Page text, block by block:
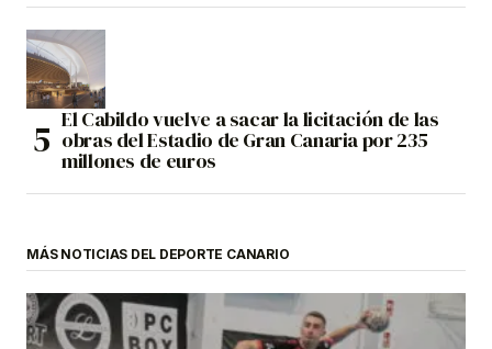
El Cabildo vuelve a sacar la licitación de las
obras del Estadio de Gran Canaria por 235
millones de euros
MÁS NOTICIAS DEL DEPORTE CANARIO